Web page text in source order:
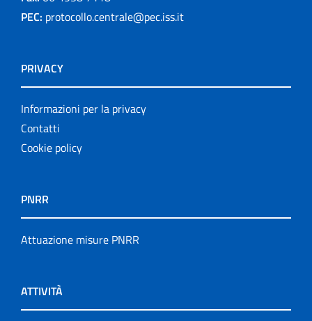
PEC: protocollo.centrale@pec.iss.it
PRIVACY
Informazioni per la privacy
Contatti
Cookie policy
PNRR
Attuazione misure PNRR
ATTIVITÀ